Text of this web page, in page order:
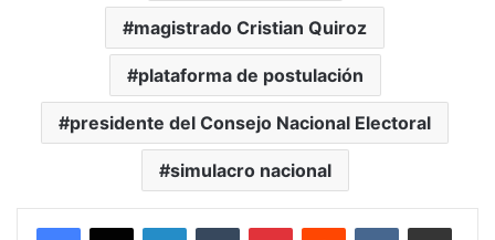
magistrado Cristian Quiroz
plataforma de postulación
presidente del Consejo Nacional Electoral
simulacro nacional
LinkedInTumblr PinterestReddit VKontakteCompartir vía Mail